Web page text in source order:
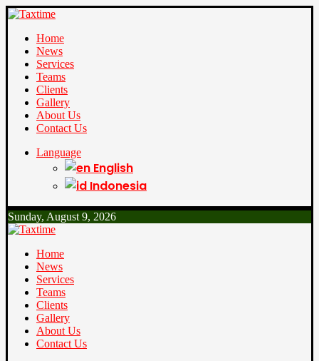
Home
News
Services
Teams
Clients
Gallery
About Us
Contact Us
Language
English
Indonesia
Sunday, August 9, 2026
Home
News
Services
Teams
Clients
Gallery
About Us
Contact Us